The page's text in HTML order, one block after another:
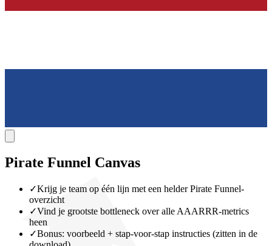
Pirate Funnel Canvas
✓Krijg je team op één lijn met een helder Pirate Funnel-
overzicht
✓Vind je grootste bottleneck over alle AAARRR-metrics
heen
✓Bonus: voorbeeld + stap-voor-stap instructies (zitten in de